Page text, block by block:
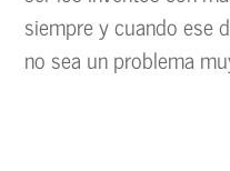
siempre y cuando ese
no sea un problema